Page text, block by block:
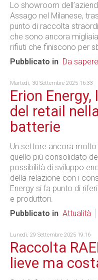
Lo showroom
Assago nel Milanese,
punto di raccolta
che sono ancora
rifiuti che finiscono per
Pubblicato in Da sapere
Martedì, 30 Settembre 2025 16:33
Erion
del retail
batterie
Un settore ancora molto
quello più consolidato
possibilità di sviluppo
della relazione con i
Energy si fa punto di
e produttori.
Pubblicato in Attualità
Lunedì, 29 Settembre 2025 19:16
Raccolta
lieve ma